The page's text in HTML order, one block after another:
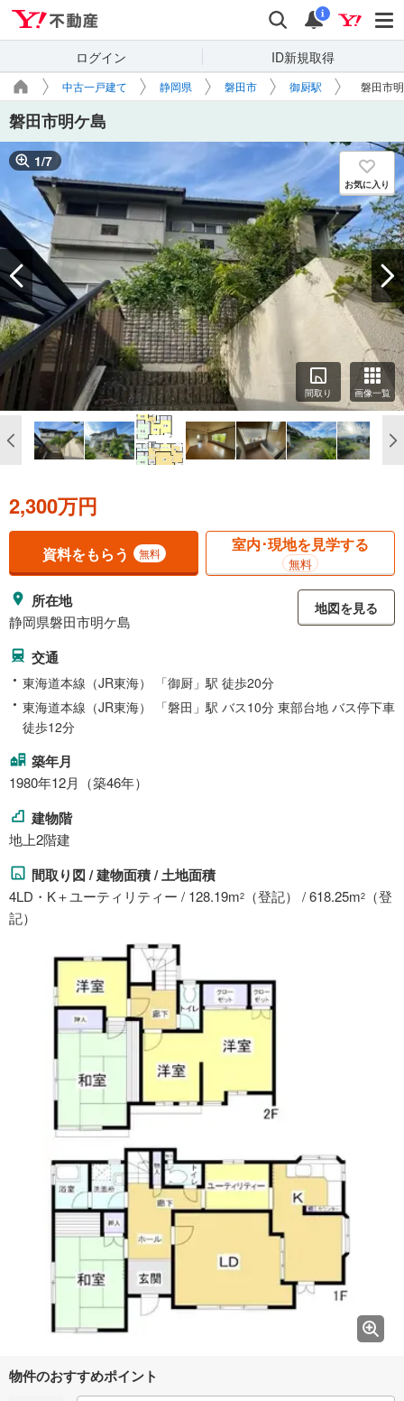
検索 通知
i
ログイン ID新規取得
中古一戸建て 静岡県 磐田市 御厨駅 磐田市
磐田市明ケ島
1/7
お気に入り
間取り 画像一覧
2,300万円
資料をもらう 無料 室内･現地を見学する
無料
所在地
静岡県磐田市明ケ島
地図を見る
交通
東海道本線（JR東海） 「御厨」駅 徒歩20分
東海道本線（JR東海） 「磐田」駅 バス10分 東部台地 バス停下車
徒歩12分
築年月
1980年12月（築46年）
建物階
地上2階建
間取り図 / 建物面積 / 土地面積
4LD・K＋ユーティリティー / 128.19m2 （登記） / 618.25m2
（登
記）
物件のおすすめポイント